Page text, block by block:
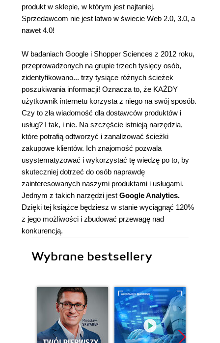
produkt w sklepie, w którym jest najtaniej.
Sprzedawcom nie jest łatwo w świecie Web 2.0, 3.0, a
nawet 4.0!
W badaniach Google i Shopper Sciences z 2012 roku,
przeprowadzonych na grupie trzech tysięcy osób,
zidentyfikowano... trzy tysiące różnych ścieżek
poszukiwania informacji! Oznacza to, że KAŻDY
użytkownik internetu korzysta z niego na swój sposób.
Czy to zła wiadomość dla dostawców produktów i
usług? I tak, i nie. Na szczęście istnieją narzędzia,
które potrafią odtworzyć i zanalizować ścieżki
zakupowe klientów. Ich znajomość pozwala
usystematyzować i wykorzystać tę wiedzę po to, by
skuteczniej dotrzeć do osób naprawdę
zainteresowanych naszymi produktami i usługami.
Jednym z takich narzędzi jest Google Analytics.
Dzięki tej książce będziesz w stanie wyciągnąć 120%
z jego możliwości i zbudować przewagę nad
konkurencją.
Wybrane bestsellery